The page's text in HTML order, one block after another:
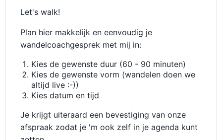
Let's walk!
Plan hier makkelijk en eenvoudig je
wandelcoachgesprek met mij in:
Kies de gewenste duur (60 - 90 minuten)
Kies de gewenste vorm (wandelen doen we
altijd live :-))
Kies datum en tijd
Je krijgt uiteraard een bevestiging van onze
afspraak zodat je 'm ook zelf in je agenda kunt